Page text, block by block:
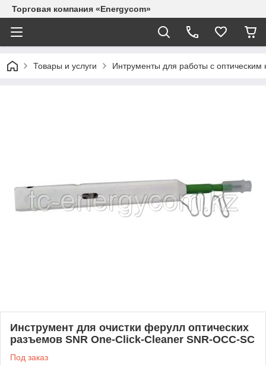
Торговая компания «Energycom»
Товары и услуги Интрументы для работы с оптическим
Инструмент для очистки ферулл оптических
разъемов SNR One-Click-Cleaner SNR-OCC-SC
Под заказ